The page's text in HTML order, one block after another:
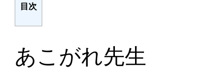
目次
あこがれ先生